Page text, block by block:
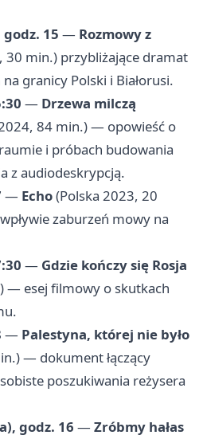
15 — Rozmowy z
30 min.) przybliżające dramat
granicy Polski i Białorusi.
— Drzewa milczą
84 min.) — opowieść o
i próbach budowania
z audiodeskrypcją.
— Echo(Polska 2023, 20
zaburzeń mowy na
— Gdzie kończy się Rosja
— esej filmowy o skutkach
— Palestyna, której nie było
— dokument łączący
poszukiwania reżysera
godz. 16 — Zróbmy hałas